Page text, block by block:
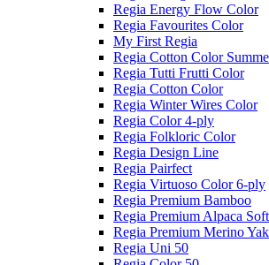
Regia Energy Flow Color
Regia Favourites Color
My First Regia
Regia Cotton Color
Regia Tutti Frutti Color
Regia Cotton Color
Regia Winter Wires Color
Regia Color 4-ply
Regia Folkloric Color
Regia Design Line
Regia Pairfect
Regia Virtuoso Color 6-ply
Regia Premium Bamboo
Regia Premium Alpaca Soft
Regia Premium Merino
Regia Uni 50